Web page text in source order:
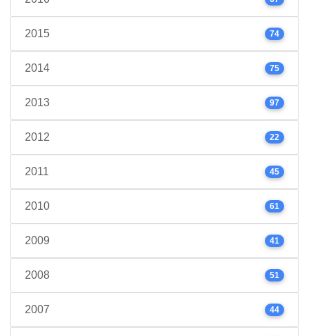
2015 74
2014 75
2013 97
2012 22
2011 45
2010 61
2009 41
2008 51
2007 44